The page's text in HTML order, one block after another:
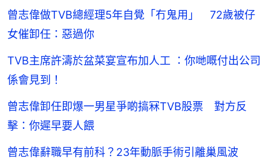
曾志偉做TVB總經理5年自覺「冇鬼用」 72歲被仔
女催卸任：惡過你
TVB主席許濤於盆菜宴宣布加人工 ：你哋嘅付出公司
係會見到！
曾志偉卸任即爆一男星爭啲搞冧TVB股票 對方反
擊：你遲早要人餵
曾志偉辭職早有前科？23年動脈手術引離巢風波